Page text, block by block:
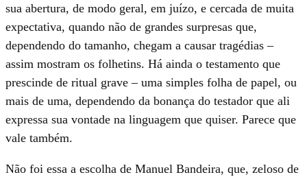
sua abertura, de modo geral, em juízo, e cercada de muita
expectativa, quando não de grandes surpresas que,
dependendo do tamanho, chegam a causar tragédias –
assim mostram os folhetins. Há ainda o testamento que
prescinde de ritual grave – uma simples folha de papel, ou
mais de uma, dependendo da bonança do testador que ali
expressa sua vontade na linguagem que quiser. Parece que
vale também.
Não foi essa a escolha de Manuel Bandeira, que, zeloso de